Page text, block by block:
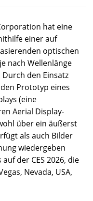
hat eine
einer auf
optischen
nach Wellenlänge
den Einsatz
Prototyp eines
(eine
Aerial Display-
über ein äußerst
als auch Bilder
wiedergeben
der CES 2026, die
Nevada, USA,